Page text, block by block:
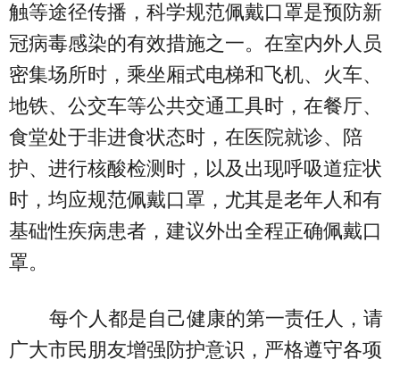
触等途径传播，科学规范佩戴口罩是预防新
冠病毒感染的有效措施之一。在室内外人员
密集场所时，乘坐厢式电梯和飞机、火车、
地铁、公交车等公共交通工具时，在餐厅、
食堂处于非进食状态时，在医院就诊、陪
护、进行核酸检测时，以及出现呼吸道症状
时，均应规范佩戴口罩，尤其是老年人和有
基础性疾病患者，建议外出全程正确佩戴口
罩。
每个人都是自己健康的第一责任人，请
广大市民朋友增强防护意识，严格遵守各项